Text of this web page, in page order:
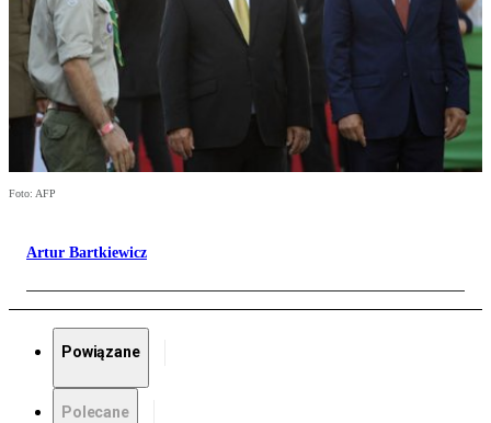
Foto: AFP
Artur Bartkiewicz
Powiązane
Polecane